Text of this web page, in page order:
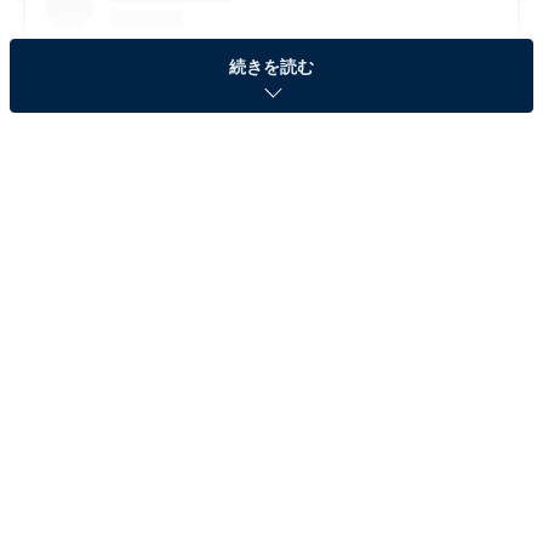
続きを読む